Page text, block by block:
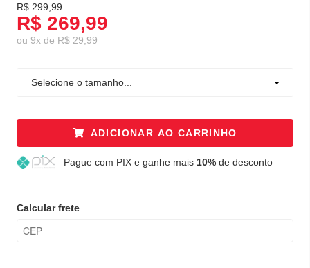
R$ 299,99
R$ 269,99
ou 9x de R$ 29,99
Selecione o tamanho...
ADICIONAR AO CARRINHO
Pague com PIX e ganhe mais 10%de desconto
Calcular frete